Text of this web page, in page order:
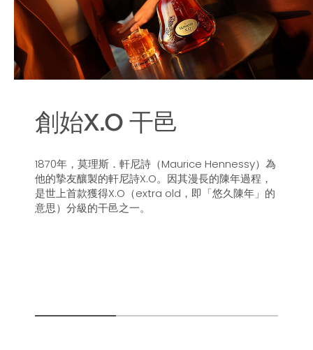
創始X.O 干邑
1870年，莫理斯．軒尼詩（Maurice Hennessy）為
他的摯友釀製的軒尼詩X.O。因其漫長的陳年過程，
是世上首款獲得X.O（extra old，即「悠久陳年」的
意思）分級的干邑之一。